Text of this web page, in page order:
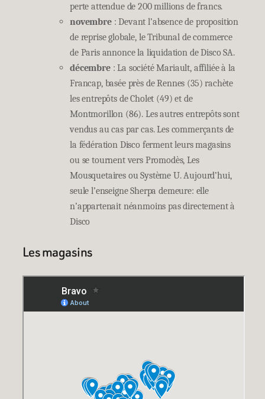
perte attendue de 200 millions de francs.
novembre: Devant l’absence de proposition
de reprise globale, le Tribunal de commerce
de Paris annonce la liquidation de Disco SA.
décembre: La société Mariault, affiliée à la
Francap, basée près de Rennes (35) rachète
les entrepôts de Cholet (49) et de
Montmorillon (86). Les autres entrepôts sont
vendus au cas par cas. Les commerçants de
la fédération Disco ferment leurs magasins
ou se tournent vers Promodès, Les
Mousquetaires ou Système U. Aujourd’hui,
seule l’enseigne Sherpa demeure: elle
n’appartenait néanmoins pas directement à
Disco
Les magasins